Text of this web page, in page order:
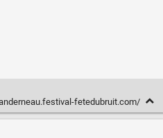
fetedubruit.com/